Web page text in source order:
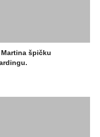
špičku